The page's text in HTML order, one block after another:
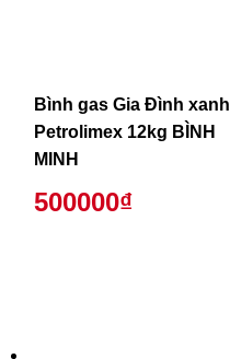
Bình gas Gia Đình xanh
Petrolimex 12kg BÌNH
MINH
500000₫